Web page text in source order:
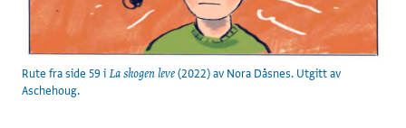
Rute fra side 59 i La skogen leve (2022) av Nora Dåsnes. Utgitt av
Aschehoug.